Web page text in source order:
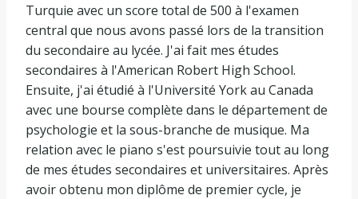
Turquie avec un score total de 500 à l'examen
central que nous avons passé lors de la transition
du secondaire au lycée. J'ai fait mes études
secondaires à l'American Robert High School.
Ensuite, j'ai étudié à l'Université York au Canada
avec une bourse complète dans le département de
psychologie et la sous-branche de musique. Ma
relation avec le piano s'est poursuivie tout au long
de mes études secondaires et universitaires. Après
avoir obtenu mon diplôme de premier cycle, je